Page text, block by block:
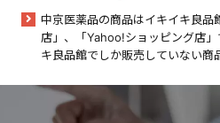
中京医薬品の商品はイキイキ良
店」、「Yahoo!ショッピング店
キ良品館でしか販売していない商